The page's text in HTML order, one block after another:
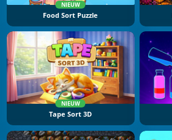
NIEUW
Food Sort Puzzle
NIEUW
Tape Sort 3D